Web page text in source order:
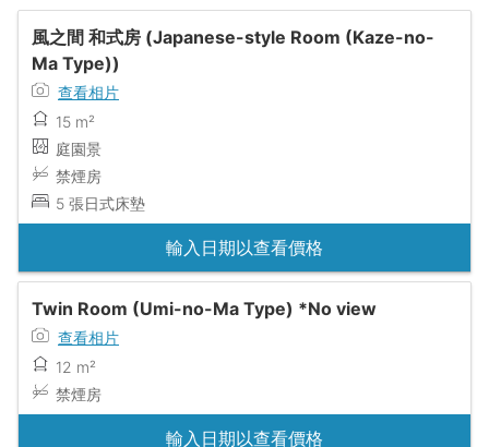
風之間 和式房 (Japanese-style Room (Kaze-no-
Ma Type))
查看相片
15 m²
庭園景
禁煙房
5 張日式床墊
輸入日期以查看價格
Twin Room (Umi-no-Ma Type) *No view
查看相片
12 m²
禁煙房
輸入日期以查看價格